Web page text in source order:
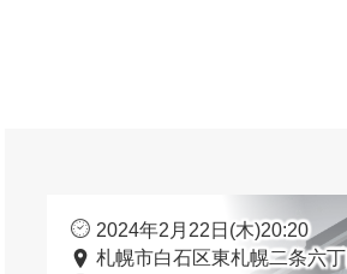
2024年2月22日(木)20:20
札幌市白石区東札幌二条六